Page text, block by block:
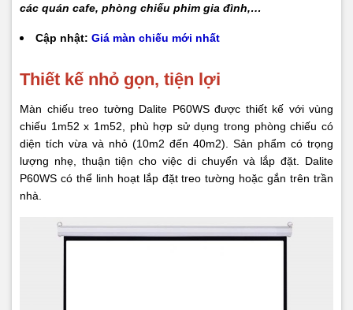
các quán cafe, phòng chiếu phim gia đình,…
Cập nhật: Giá màn chiếu mới nhất
Thiết kế nhỏ gọn, tiện lợi
Màn chiếu treo tường Dalite P60WS được thiết kế với vùng
chiếu 1m52 x 1m52, phù hợp sử dụng trong phòng chiếu có
diện tích vừa và nhỏ (10m2 đến 40m2). Sản phẩm có trọng
lượng nhẹ, thuận tiện cho việc di chuyển và lắp đặt. Dalite
P60WS có thể linh hoạt lắp đặt treo tường hoặc gắn trên trần
nhà.